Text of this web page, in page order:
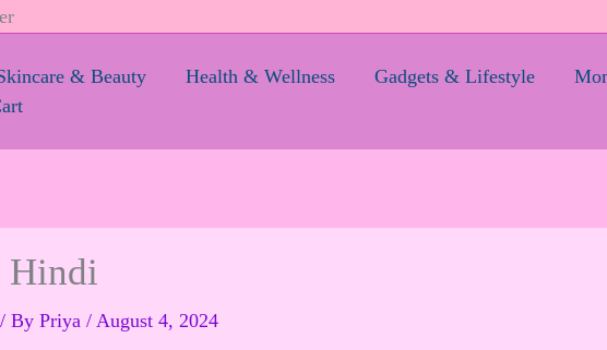
& Beauty Health & Wellness Gadgets & Lifestyle
Hindi
/ By Priya / August 4, 2024